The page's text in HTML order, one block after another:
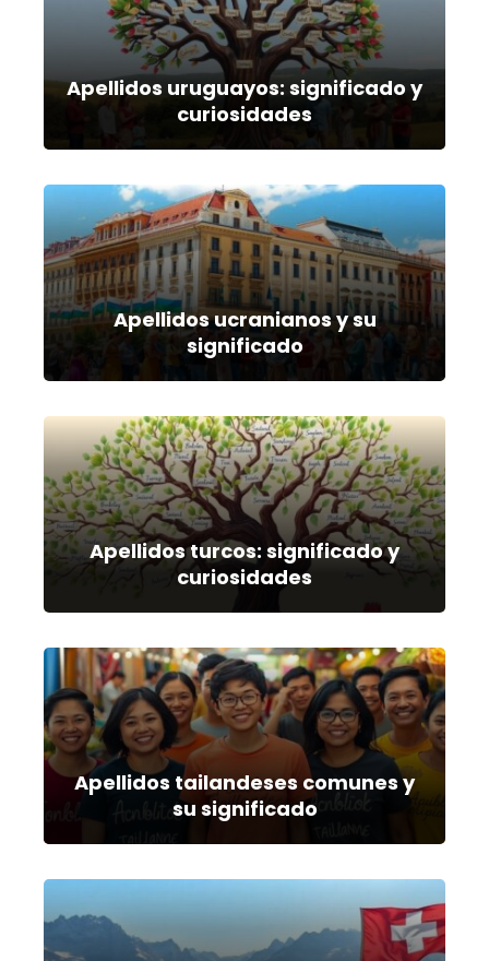
Apellidos uruguayos: significado y
curiosidades
Apellidos ucranianos y su
significado
Apellidos turcos: significado y
curiosidades
Apellidos tailandeses comunes y
su significado